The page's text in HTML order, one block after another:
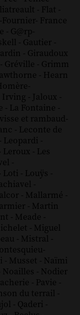
- Flat -
- France
- G@rp-
- Gautier -
- Giraudoux
- Gréville - Grimm
- Hearn
-
Irving - Jaloux -
- La Fontaine -
et rambaud-
- Leconte de
- Leopardi -
Leroux - Les
-
Loti - Louÿs -
-
- Mallarmé -
- Martin
- Meade -
- Miguel
- Mistral -
-
- Musset - Naïmi
Noailles - Nodier
- Pavie -
du terrail -
- Qaderi -